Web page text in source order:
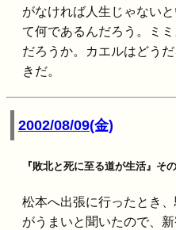
がなければ人生じゃない
て何であるんだろう。ミ
だろうか。カエルはどう
きだ。
2002/08/09(金)
『敗北と死に至る道が生活』そ
松本へ出張に行ったとき
がうまいと聞いたので、